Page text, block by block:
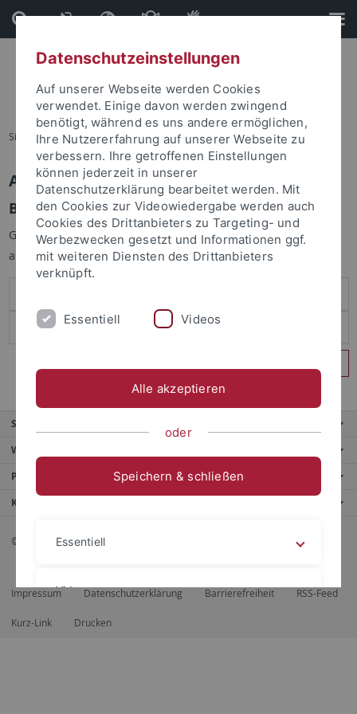
Direkt
zum
Inhalt
Direkt
zur
Fußleiste
Sie sind hier: Startseite
Anmelden
Benutzeranmeldung
Geben Sie Ihren Benutzernamen und Ihr Passwort an um sich
anzumelden:
Service
Weitere Angebote
Portale
Kontaktinfo
© 2026 Eberhard Karls Universität Tübingen, Tübingen
Impressum Datenschutzerklärung Barrierefreiheit RSS-Feed
Kurz-Link Drucken
Datenschutzeinstellungen
Auf unserer Webseite werden Cookies
verwendet. Einige davon werden zwingend
benötigt, während es uns andere ermöglichen,
Ihre Nutzererfahrung auf unserer Webseite zu
verbessern. Ihre getroffenen Einstellungen
können jederzeit in unserer
Datenschutzerklärung bearbeitet werden. Mit
den Cookies zur Videowiedergabe werden auch
Cookies des Drittanbieters zu Targeting- und
Werbezwecken gesetzt und Informationen ggf.
mit weiteren Diensten des Drittanbieters
verknüpft.
Essentiell Videos
Alle akzeptieren
oder
Speichern & schließen
Essentiell
Videos